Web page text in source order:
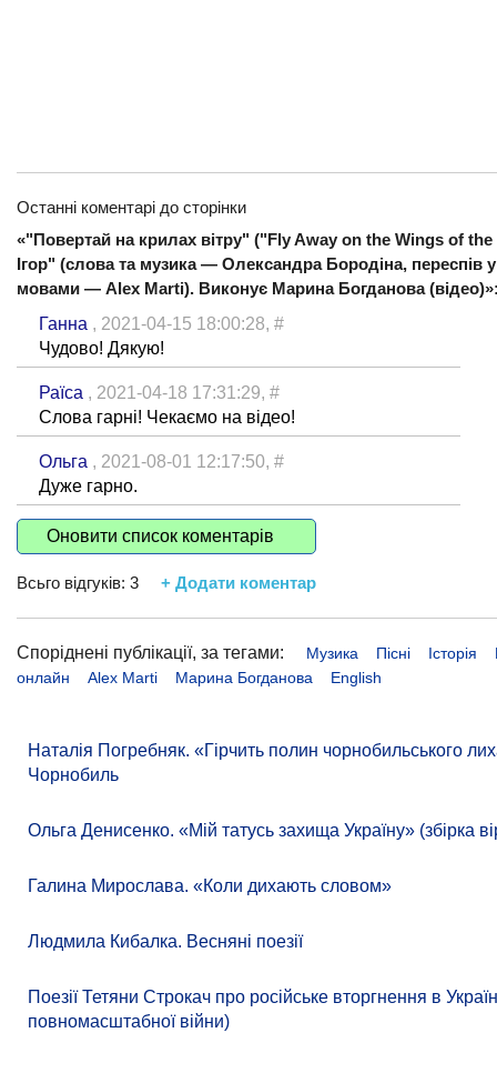
Останні коментарі до сторінки
«"Повертай на крилах вітру" ("Fly Away on the Wings of
Ігор" (слова та музика — Олександра Бородіна, переспів
мовами — Alex Marti). Виконує Марина Богданова
Ганна , 2021-04-15 18:00:28, #
Чудово! Дякую!
Раїса , 2021-04-18 17:31:29, #
Слова гарні! Чекаємо на відео!
Ольга , 2021-08-01 12:17:50, #
Дуже гарно.
Оновити список коментарів
Всьго відгуків: 3 + Додати коментар
Споріднені публікації, за тегами: Музика Пісні Історія
онлайн
Аlex Marti Марина Богданова English
Наталія Погребняк. «Гірчить полин чорнобильського
Чорнобиль
Ольга Денисенко. «Мій татусь захища Україну» (збірка
Галина Мирослава. «Коли дихають словом»
Людмила Кибалка. Весняні поезії
Поезії Тетяни Строкач про російське вторгнення в
повномасштабної війни)